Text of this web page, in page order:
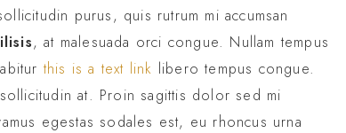
purus, quis rutrum mi accumsan
, at malesuada orci congue. Nullam tempus
this is a text link libero tempus congue.
at. Proin sagittis dolor sed mi
egestas sodales est, eu rhoncus urna